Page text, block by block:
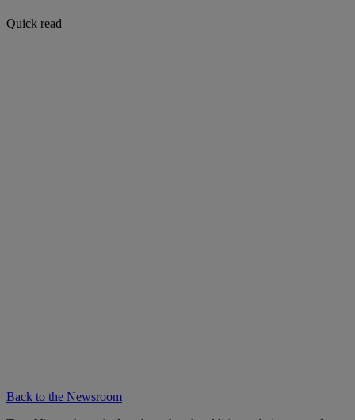
Quick read
Back to the Newsroom